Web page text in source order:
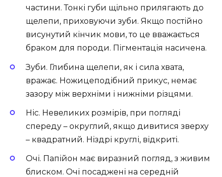
частини. Тонкі губи щільно прилягають до
щелепи, приховуючи зуби. Якщо постійно
висунутий кінчик мови, то це вважається
браком для породи. Пігментація насичена.
Зуби. Глибина щелепи, як і сила хвата,
вражає. Ножицеподібний прикус, немає
зазору між верхніми і нижніми різцями.
Ніс. Невеликих розмірів, при погляді
спереду – округлий, якщо дивитися зверху
– квадратний. Ніздрі круглі, відкриті.
Очі. Папійон має виразний погляд, з живим
блиском. Очі посаджені на середній